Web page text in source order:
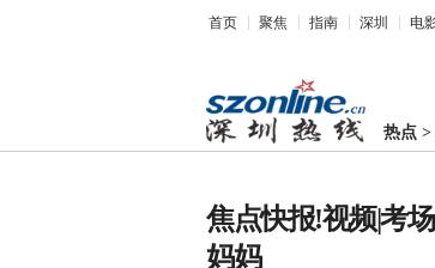
首页 聚焦 指南 深圳 电
热点
焦点快报!视频|考
妈妈